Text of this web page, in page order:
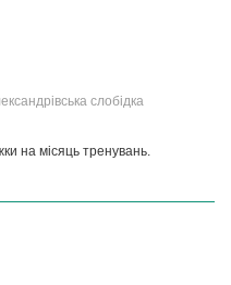
слобідка
на місяць тренувань.